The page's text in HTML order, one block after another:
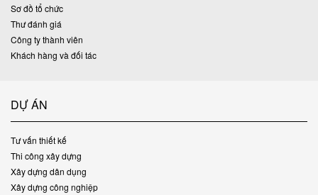
Sơ đồ tổ chức
Thư đánh giá
Công ty thành viên
Khách hàng và đối tác
DỰ ÁN
Tư vấn thiết kế
Thi công xây dựng
Xây dựng dân dụng
Xây dựng công nghiệp